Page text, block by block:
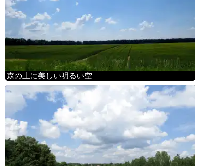
森の上に美しい明るい空